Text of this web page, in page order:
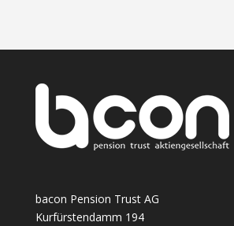
bacon Pension Trust AG
Kurfürstendamm 194